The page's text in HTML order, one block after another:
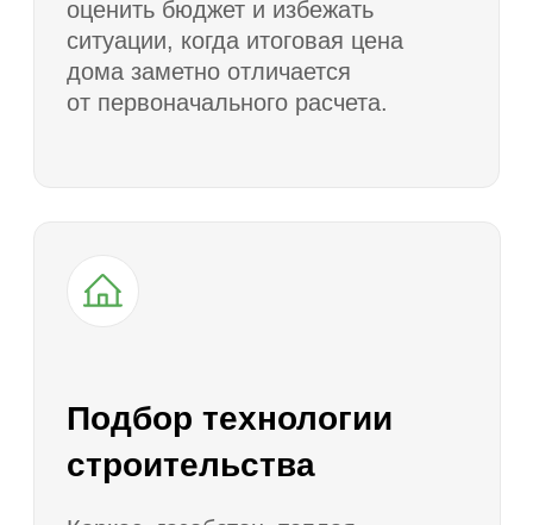
Как мы работаем
архитектурный стиль и сценарий
проживания.
проектов
Предлагаем несколько вариантов
домов по площади, этажности,